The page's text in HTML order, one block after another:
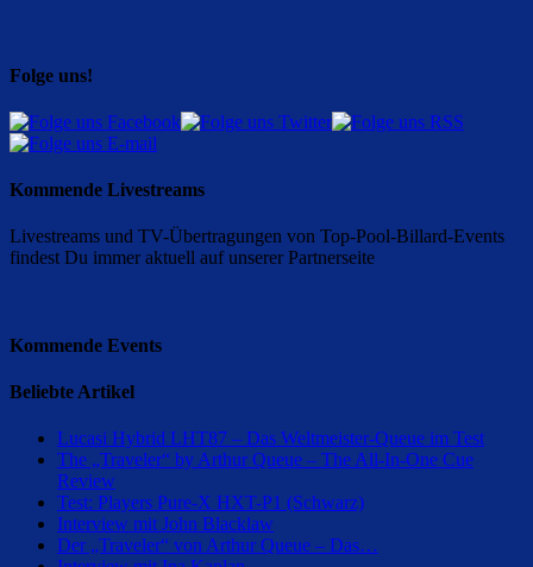
Folge uns!
Kommende Livestreams
Livestreams und TV-Übertragungen von Top-Pool-Billard-Events
findest Du immer aktuell auf unserer Partnerseite
Kommende Events
Beliebte Artikel
Lucasi Hybrid LHT87 – Das Weltmeister-Queue im Test
The „Traveler“ by Arthur Queue – The All-In-One Cue
Review
Test: Players Pure-X HXT-P1 (Schwarz)
Interview mit John Blacklaw
Der „Traveler“ von Arthur Queue – Das…